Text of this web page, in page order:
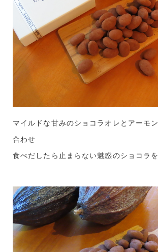
マイルドな甘みのショコラオレとアーモ
合わせ
食べだしたら止まらない魅惑のショコラ